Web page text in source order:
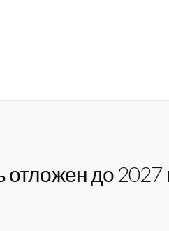
до 2027